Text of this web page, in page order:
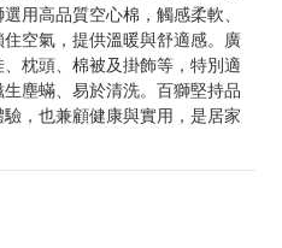
用高品質空心棉，觸感柔軟、
空氣，提供溫暖與舒適感。廣
枕頭、棉被及掛飾等，特別適
塵蟎、易於清洗。百獅堅持品
，也兼顧健康與實用，是居家